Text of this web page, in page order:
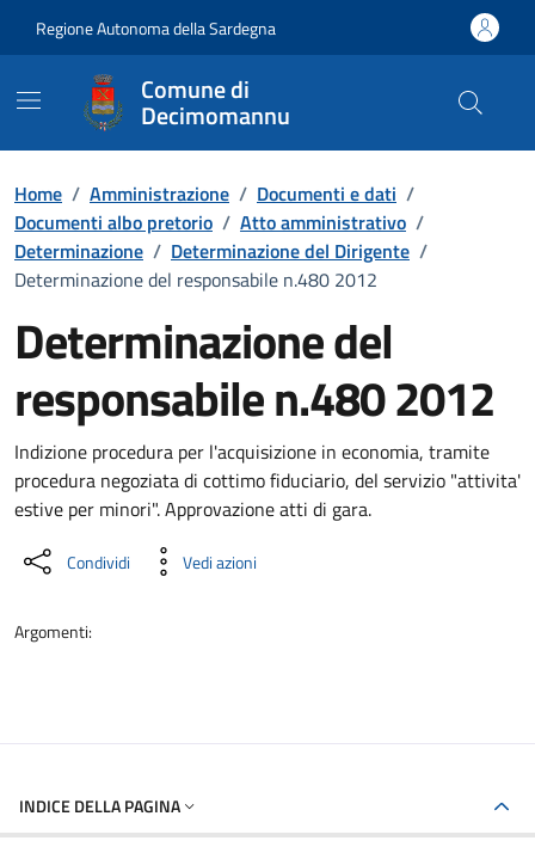
Regione Autonoma della Sardegna
Comune di
Decimomannu
Home / Amministrazione / Documenti e dati /
Documenti albo pretorio / Atto amministrativo /
Determinazione / Determinazione del Dirigente /
Determinazione del responsabile n.480 2012
Determinazione del
responsabile n.480 2012
Dettaglio del documento
Indizione procedura per l'acquisizione in economia, tramite
procedura negoziata di cottimo fiduciario, del servizio "attivita'
estive per minori". Approvazione atti di gara.
Condividi Vedi azioni
Argomenti:
INDICE DELLA PAGINA